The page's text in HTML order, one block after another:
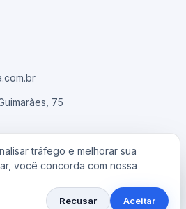
75
79041-100
· Todos os direitos reservados
tráfego e melhorar sua
você concorda com nossa
Recusar Aceitar